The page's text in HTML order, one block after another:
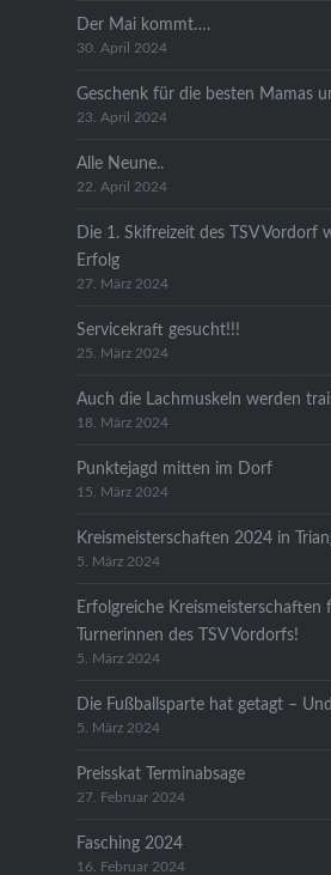
Der Mai kommt….
30. April 2024
Geschenk für die besten Mamas
23. April 2024
Alle Neune..
22. April 2024
Die 1. Skifreizeit des TSV Vordorf
Erfolg
27. März 2024
Servicekraft gesucht!!!
25. März 2024
Auch die Lachmuskeln werden
18. März 2024
Punktejagd mitten im Dorf
15. März 2024
Kreismeisterschaften 2024 in
5. März 2024
Erfolgreiche Kreismeisterschaften
Turnerinnen des TSV Vordorfs!
5. März 2024
Die Fußballsparte hat getagt –
5. März 2024
Preisskat Terminabsage
27. Februar 2024
Fasching 2024
16. Februar 2024